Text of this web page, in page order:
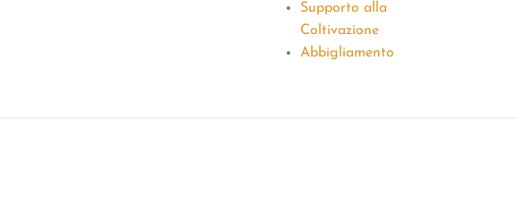
Supporto alla
Coltivazione
Abbigliamento